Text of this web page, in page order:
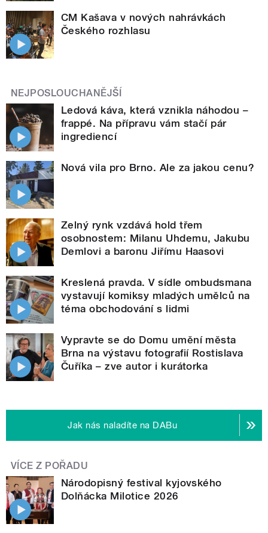
CM Kašava v nových nahrávkách
Českého rozhlasu
NEJPOSLOUCHANĚJŠÍ
Ledová káva, která vznikla náhodou –
frappé. Na přípravu vám stačí pár
ingrediencí
Nová vila pro Brno. Ale za jakou cenu?
Zelný rynk vzdává hold třem
osobnostem: Milanu Uhdemu, Jakubu
Demlovi a baronu Jiřímu Haasovi
Kreslená pravda. V sídle ombudsmana
vystavují komiksy mladých umělců na
téma obchodování s lidmi
Vypravte se do Domu umění města
Brna na výstavu fotografií Rostislava
Čuříka – zve autor i kurátorka
Jak nás naladíte na DABu
VÍCE Z POŘADU
Národopisný festival kyjovského
Dolňácka Milotice 2026